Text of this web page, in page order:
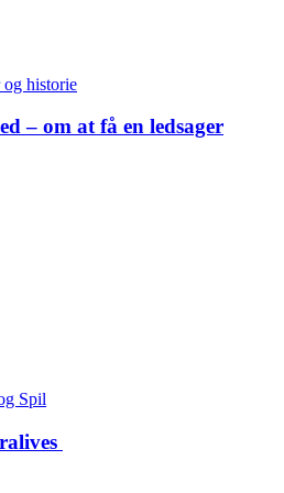
historie
– om at få en ledsager
Spil